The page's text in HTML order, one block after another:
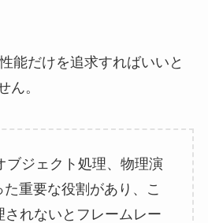
能だけを追求すればいいと
ん。
ブジェクト処理、物理演
重要な役割があり、こ
されないとフレームレー